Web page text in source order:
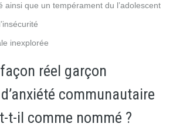
ainsi que un tempérament du l’adolescent
inexplorée
réel garçon
communautaire
t-il comme nommé ?